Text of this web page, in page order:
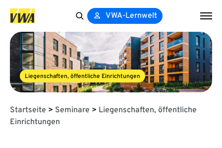
for:
VWA-Lernwelt
Liegenschaften, öffentliche Einrichtungen
Startseite > Seminare > Liegenschaften, öffentliche
Einrichtungen